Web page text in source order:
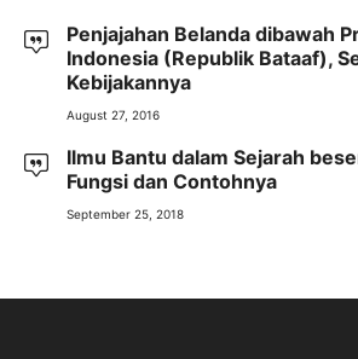
Penjajahan Belanda dibawah
Indonesia (Republik Bataaf),
Kebijakannya
August 27, 2016
Ilmu Bantu dalam Sejarah
Fungsi dan Contohnya
September 25, 2018